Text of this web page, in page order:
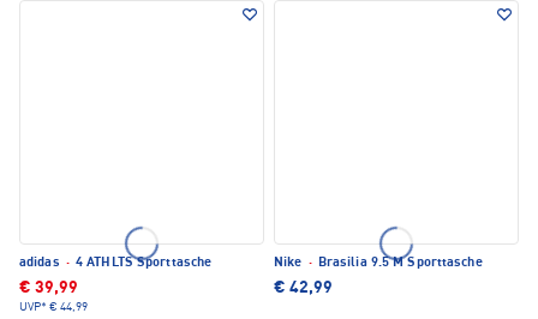
adidas · 4 ATHLTS Sporttasche
€ 39,99
UVP* € 44,99
Nike · Brasilia 9.5 M Sporttasche
€ 42,99